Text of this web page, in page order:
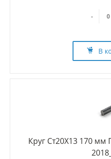
-
В
Круг Ст20Х13 170 мм